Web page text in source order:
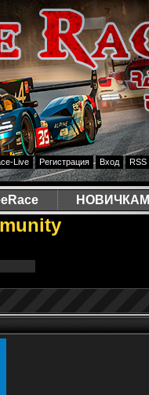
Live Регистрация Вход RSS
НОВИЧКАМ